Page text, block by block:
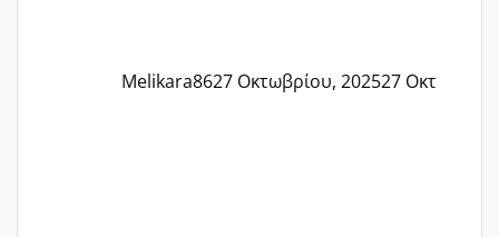
Melikara8627 Οκτωβρίου, 202527 Οκτ